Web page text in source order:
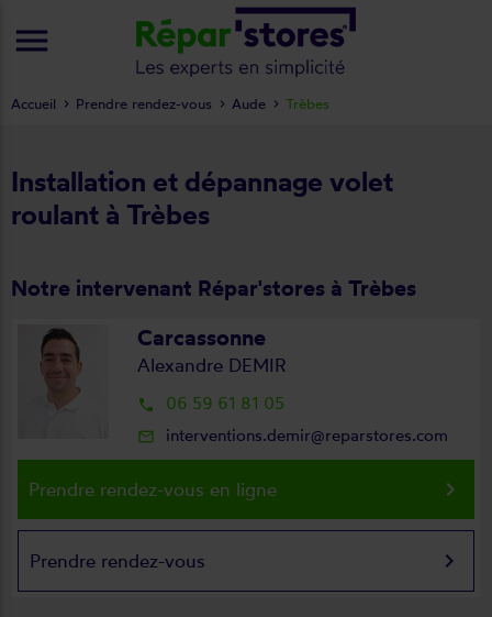
Installation et dépannage volet
roulant à Trèbes
Notre intervenant Répar'stores à Trèbes
Carcassonne
Alexandre DEMIR
local_phone 06 59 61 81 05
mail_outline interventions.demir@reparstores.com
Prendre rendez-vous en ligne keyboard_arrow_right
Prendre rendez-vous keyboard_arrow_right
Accueil Prendre rendez-vous Aude Trèbes
menu